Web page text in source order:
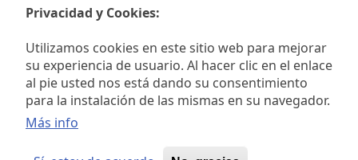
Club de opinión y de
estudios históricos Jaime I
Privacidad y Cookies:
Utilizamos cookies en este sitio web para mejorar
su experiencia de usuario. Al hacer clic en el enlace
al pie usted nos está dando su consentimiento
para la instalación de las mismas en su navegador.
Más info